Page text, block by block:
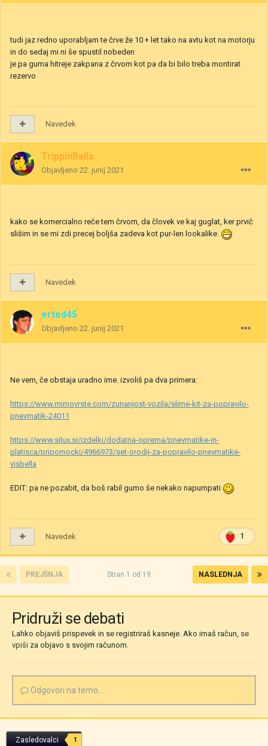
tudi jaz redno uporabljam te črve že 10 + let tako na avtu kot na motorju
in do sedaj mi ni še spustil nobeden
je pa guma hitreje zakpana z črvom kot pa da bi bilo treba montirat
rezervo
Navedek
TrippinBalls
Objavljeno 22. junij 2021
kako se komercialno reče tem črvom, da človek ve kaj guglat, ker prvič
slišim in se mi zdi precej boljša zadeva kot pur-len lookalike.
Navedek
erted45
Objavljeno 22. junij 2021
Ne vem, če obstaja uradno ime. izvoliš pa dva primera:
https://www.mimovrste.com/zunanjost-vozila/slime-kit-za-popravilo-
pnevmatik-24011
https://www.silux.si/izdelki/dodatna-oprema/pnevmatike-in-
platisca/pripomocki/4966973/set-orodij-za-popravilo-pnevmatike-
visbella
EDIT: pa ne pozabit, da boš rabil gumo še nekako napumpati
1
Navedek
PREJŠNJA NASLEDNJA
Stran 1 od 19
Pridruži se debati
Lahko objaviš prispevek in se registriraš kasneje. Ako imaš račun, se
vpiši za objavo s svojim računom.
Odgovori na temo...
Zasledovalci 1